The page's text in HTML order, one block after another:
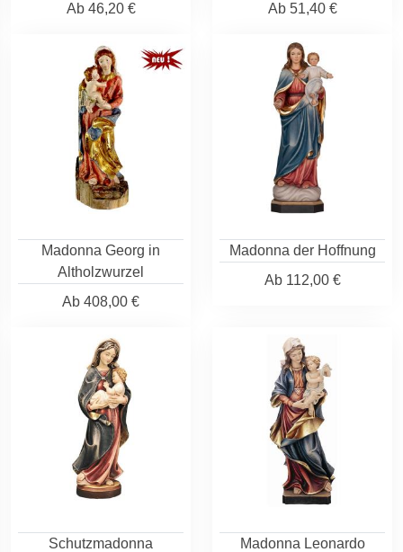
Ab46,20 €
Ab51,40 €
Madonna Georg in
Altholzwurzel
Ab 408,00 €
Madonna der Hoffnung
Ab112,00 €
Schutzmadonna
Madonna Leonardo